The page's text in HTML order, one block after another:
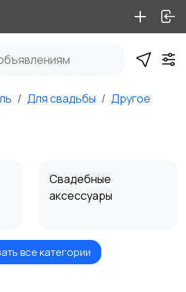
Для свадьбы Другое
Свадебные
аксессуары
все категории